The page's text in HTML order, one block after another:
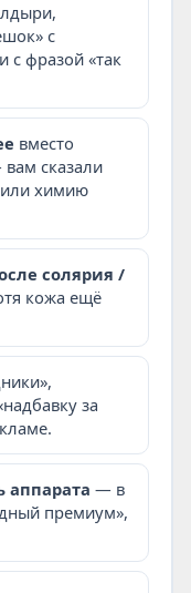
с
с фразой «так
вместо
сказали
химию
солярия /
кожа ещё
за
аппарата — в
премиум»,